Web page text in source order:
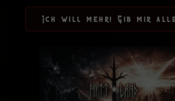
Ich will mehr! Gib mir